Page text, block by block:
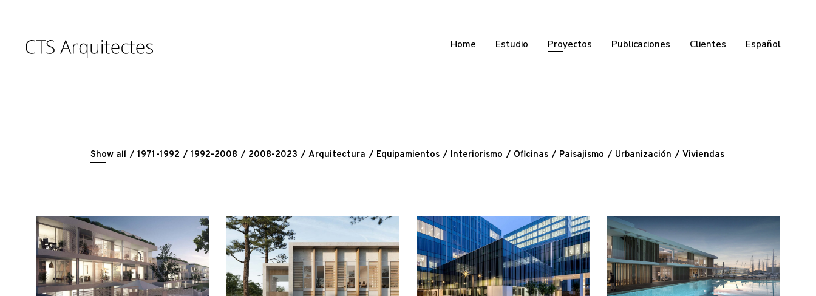
Home Estudio Proyectos Publicaciones Clientes Español
Show all 1971-1992 1992-2008 2008-2023 Arquitectura Equipamientos Interiorismo Oficinas Paisajismo Urbanización Viviendas